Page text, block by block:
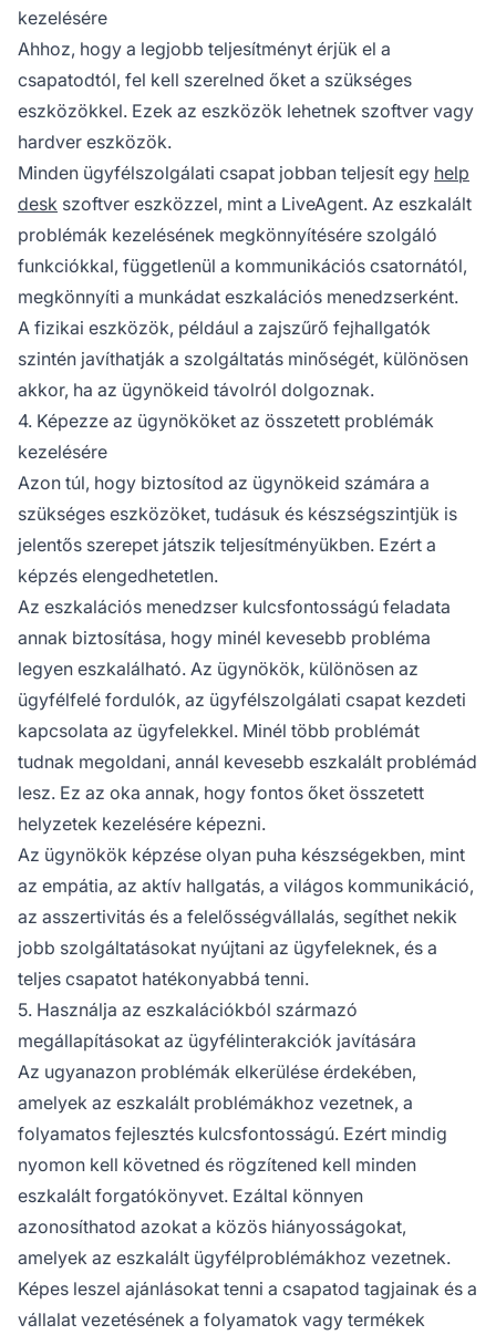
kezelésére
Ahhoz, hogy a legjobb teljesítményt érjük el a
csapatodtól, fel kell szerelned őket a szükséges
eszközökkel. Ezek az eszközök lehetnek szoftver vagy
hardver eszközök.
Minden ügyfélszolgálati csapat jobban teljesít egy help
desk szoftver eszközzel, mint a LiveAgent. Az eszkalált
problémák kezelésének megkönnyítésére szolgáló
funkciókkal, függetlenül a kommunikációs csatornától,
megkönnyíti a munkádat eszkalációs menedzserként.
A fizikai eszközök, például a zajszűrő fejhallgatók
szintén javíthatják a szolgáltatás minőségét, különösen
akkor, ha az ügynökeid távolról dolgoznak.
4. Képezze az ügynököket az összetett problémák
kezelésére
Azon túl, hogy biztosítod az ügynökeid számára a
szükséges eszközöket, tudásuk és készségszintjük is
jelentős szerepet játszik teljesítményükben. Ezért a
képzés elengedhetetlen.
Az eszkalációs menedzser kulcsfontosságú feladata
annak biztosítása, hogy minél kevesebb probléma
legyen eszkalálható. Az ügynökök, különösen az
ügyfélfelé fordulók, az ügyfélszolgálati csapat kezdeti
kapcsolata az ügyfelekkel. Minél több problémát
tudnak megoldani, annál kevesebb eszkalált problémád
lesz. Ez az oka annak, hogy fontos őket összetett
helyzetek kezelésére képezni.
Az ügynökök képzése olyan puha készségekben, mint
az empátia, az aktív hallgatás, a világos kommunikáció,
az asszertivitás és a felelősségvállalás, segíthet nekik
jobb szolgáltatásokat nyújtani az ügyfeleknek, és a
teljes csapatot hatékonyabbá tenni.
5. Használja az eszkalációkból származó
megállapításokat az ügyfélinterakciók javítására
Az ugyanazon problémák elkerülése érdekében,
amelyek az eszkalált problémákhoz vezetnek, a
folyamatos fejlesztés kulcsfontosságú. Ezért mindig
nyomon kell követned és rögzítened kell minden
eszkalált forgatókönyvet. Ezáltal könnyen
azonosíthatod azokat a közös hiányosságokat,
amelyek az eszkalált ügyfélproblémákhoz vezetnek.
Képes leszel ajánlásokat tenni a csapatod tagjainak és a
vállalat vezetésének a folyamatok vagy termékek